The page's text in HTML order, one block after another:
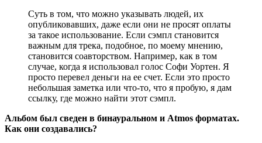
Суть в том, что можно указывать людей, их
опубликовавших, даже если они не просят оплаты
за такое использование. Если сэмпл становится
важным для трека, подобное, по моему мнению,
становится соавторством. Например, как в том
случае, когда я использовал голос Софи Уортен. Я
просто перевел деньги на ее счет. Если это просто
небольшая заметка или что-то, что я пробую, я дам
ссылку, где можно найти этот сэмпл.
Альбом был сведен в бинауральном и Atmos форматах.
Как они создавались?